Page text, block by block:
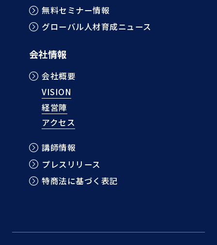
無料セミナー情報
グローバル人材育成ニュース
会社情報
会社概要
VISION
経営陣
アクセス
講師情報
プレスリリース
特商法に基づく表記